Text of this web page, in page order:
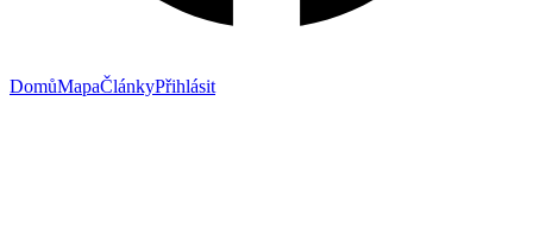
DomůMapaČlánkyPřihlásit